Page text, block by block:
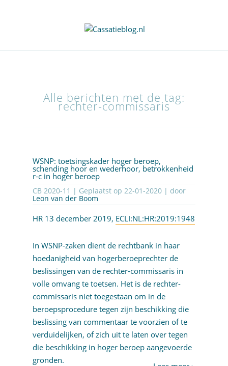
Alle berichten met de tag:
rechter-commissaris
WSNP: toetsingskader hoger beroep,
schending hoor en wederhoor, betrokkenheid
r-c in hoger beroep
CB 2020-11 | Geplaatst op 22-01-2020| door
Leon van der Boom
HR 13 december 2019, ECLI:NL:HR:2019:1948
In WSNP-zaken dient de rechtbank in haar
hoedanigheid van hogerberoeprechter de
beslissingen van de rechter-commissaris in
volle omvang te toetsen. Het is de rechter-
commissaris niet toegestaan om in de
beroepsprocedure tegen zijn beschikking die
beslissing van commentaar te voorzien of te
verduidelijken, of zich uit te laten over tegen
die beschikking in hoger beroep aangevoerde
gronden.